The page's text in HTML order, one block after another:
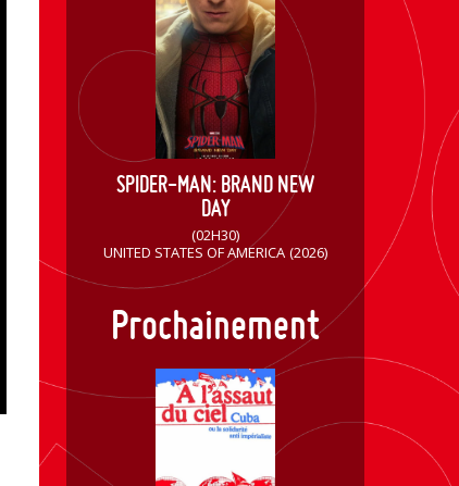
SPIDER-MAN: BRAND NEW
DAY
(02H30)
UNITED STATES OF AMERICA (2026)
Prochainement